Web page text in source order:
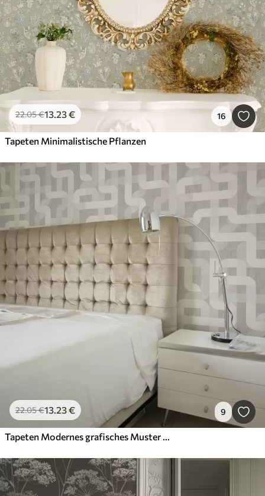
22.05€13.23€ 16
Tapeten Minimalistische Pflanzen
22.05€13.23€ 9
Tapeten Modernes grafisches Muster mit geschwungenen Linien